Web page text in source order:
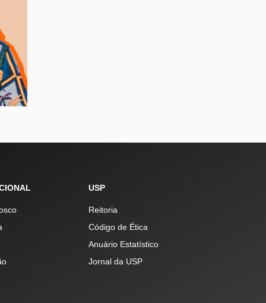
USP
Reitoria
Código de Ética
Anuário Estatístico
Jornal da USP